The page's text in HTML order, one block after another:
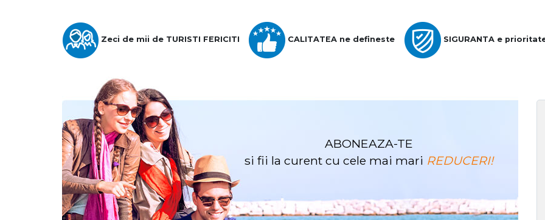
Zeci de mii de TURISTI FERICITI CALITATEA ne defineste SIGURANTA e
ABONEAZA-TE
si fii la curent cu cele mai mari REDUCERI!